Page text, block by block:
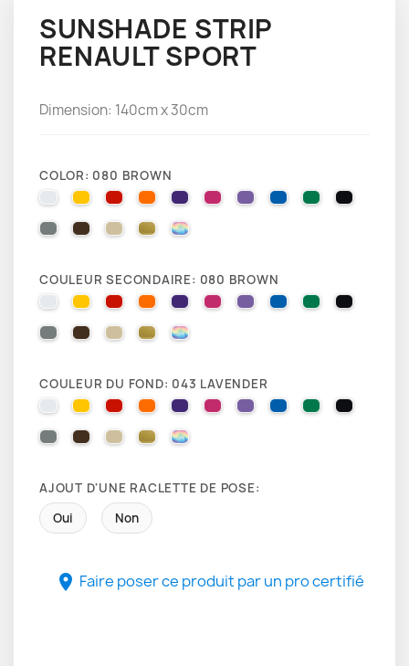
SUNSHADE STRIP
RENAULT SPORT
Dimension: 140cm x 30cm
COLOR: 080 BROWN
010 WHITE025 BRIMSTONE YELLOW
031 RED035 PASTEL ORANGE
040 VIOLET
041 PINK043 LAVENDER
051 GENTIAN BLUE
061 GREEN
070
071 GREY080 BROWN
082 BEIGE
091 GOLD000 HOLOGRAPHIQUE
COULEUR SECONDAIRE: 080 BROWN
010 WHITE025 BRIMSTONE YELLOW
031 RED035 PASTEL ORANGE
040 VIOLET
041 PINK043 LAVENDER
051 GENTIAN BLUE
061 GREEN
070
071 GREY080 BROWN
082 BEIGE
091 GOLD000 HOLOGRAPHIQUE
COULEUR DU FOND: 043 LAVENDER
010 WHITE025 BRIMSTONE YELLOW
031 RED035 PASTEL ORANGE
040 VIOLET
041 PINK043 LAVENDER
051 GENTIAN BLUE
061 GREEN
070
071 GREY080 BROWN
082 BEIGE
091 GOLD000 HOLOGRAPHIQUE
AJOUT D'UNE RACLETTE DE POSE:
Oui
Non
 Faire poser ce produit par un pro certifié